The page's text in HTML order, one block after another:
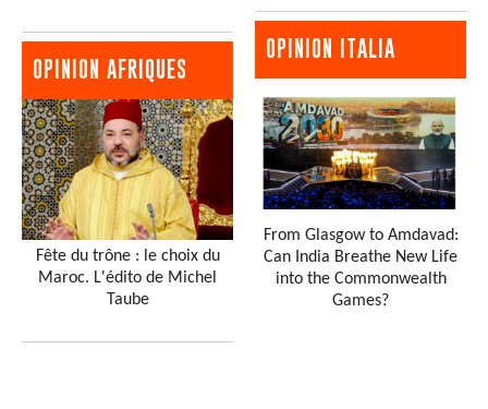
OPINION AFRIQUES
Fête du trône : le choix du
Maroc. L'édito de Michel
Taube
OPINION ITALIA
From Glasgow to Amdavad:
Can India Breathe New Life
into the Commonwealth
Games?